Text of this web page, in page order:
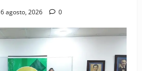
6 agosto, 2026 0